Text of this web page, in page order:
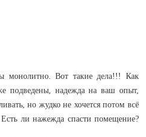
монолитно. Вот такие дела!!! Как
подведены, надежда на ваш опыт,
но жудко не хочется потом всё
ли нажежда спасти помещение?